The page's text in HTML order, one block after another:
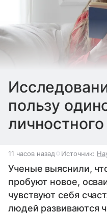
пользу
11 часов назад Источник:
Ученые выяснили,
пробуют новое,
чувствуют себя
людей развиваются